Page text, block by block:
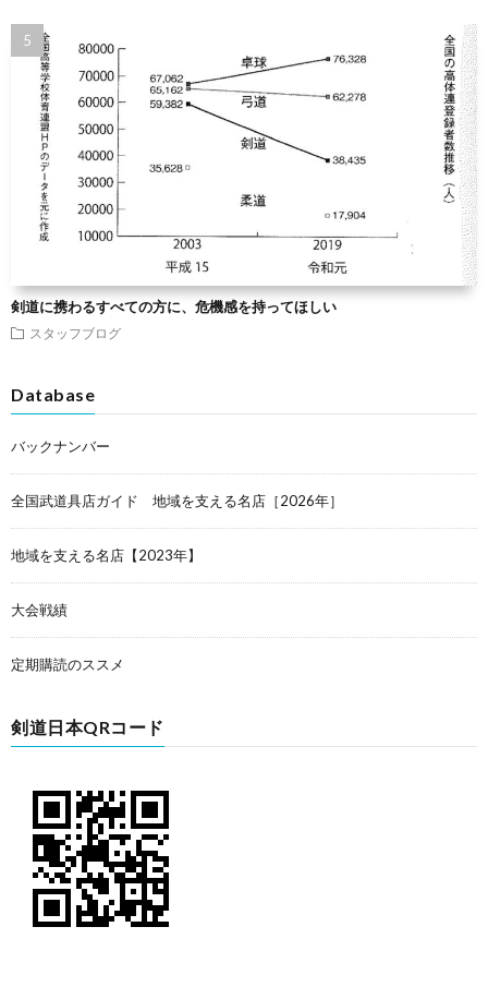
剣道に携わるすべての方に、危機感を持ってほしい
スタッフブログ
Database
バックナンバー
全国武道具店ガイド 地域を支える名店［2026年］
地域を支える名店【2023年】
大会戦績
定期購読のススメ
剣道日本QRコード